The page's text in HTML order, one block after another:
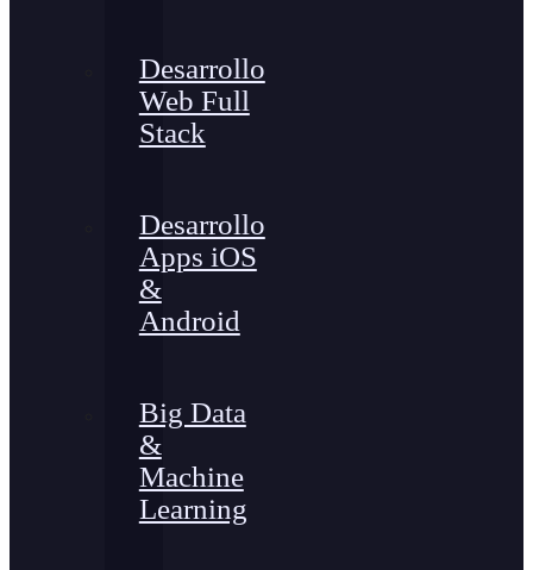
Desarrollo
Web Full
Stack
Desarrollo
Apps iOS
&
Android
Big Data
&
Machine
Learning